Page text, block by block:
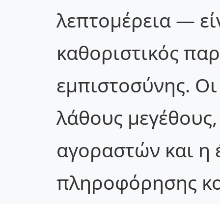
λεπτομέρεια —
καθοριστικός
εμπιστοσύνης.
λάθους
αγοραστών και η
πληροφόρησης